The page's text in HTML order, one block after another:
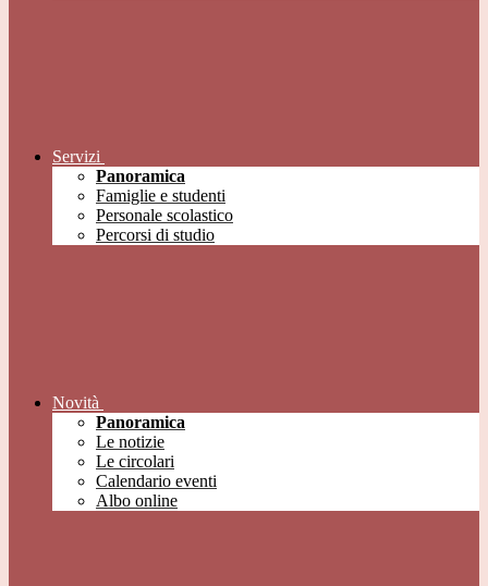
Servizi
Panoramica
Famiglie e studenti
Personale scolastico
Percorsi di studio
Novità
Panoramica
Le notizie
Le circolari
Calendario eventi
Albo online